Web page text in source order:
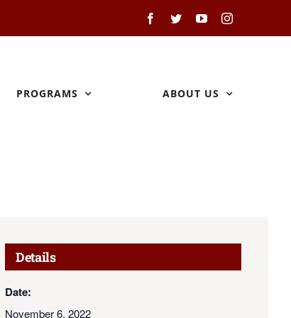
Facebook
TwitterYouTubeInstagram
PROGRAMS ABOUT US
Details
Date:
November 6, 2022